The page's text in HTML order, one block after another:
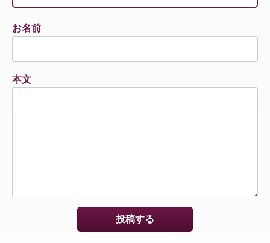
お名前
本文